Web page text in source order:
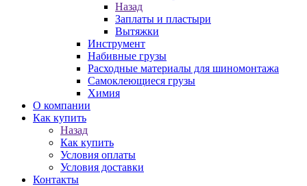
Назад
Заплаты и пластыри
Вытяжки
Инструмент
Набивные грузы
Расходные материалы для шиномонтажа
Самоклеющиеся грузы
Химия
О компании
Как купить
Назад
Как купить
Условия оплаты
Условия доставки
Контакты